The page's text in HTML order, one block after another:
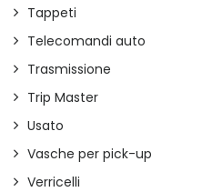
Tappeti
Telecomandi auto
Trasmissione
Trip Master
Usato
Vasche per pick-up
Verricelli